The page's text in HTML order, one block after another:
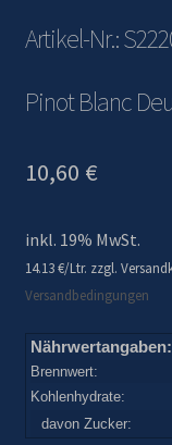
Artikel-Nr.:
Pinot Blanc
10,60 €
inkl. 19% MwSt.
14.13 €/Ltr. zzgl.
Versandbedingungen
Nährwertangaben:
Brennwert:
Kohlenhydrate:
davon Zucker: